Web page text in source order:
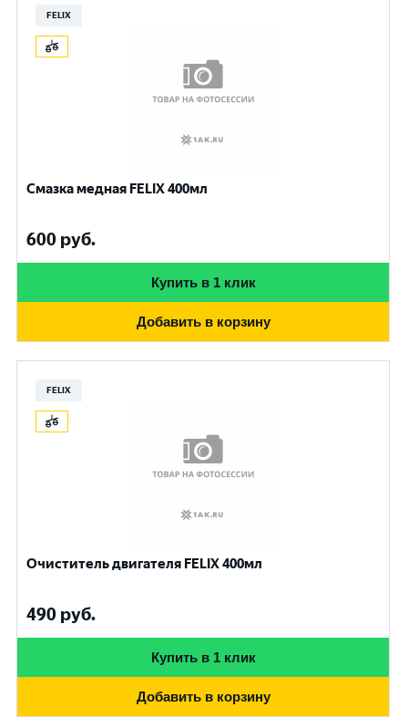
FELIX
Смазка медная FELIX 400мл
600 руб.
Купить в 1 клик
Добавить в корзину
FELIX
Очиститель двигателя FELIX 400мл
490 руб.
Купить в 1 клик
Добавить в корзину